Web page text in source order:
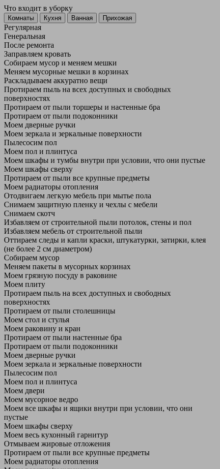
Что входит в уборку
Регу­лярная
Гене­ральная
После ремонта
Заправляем кровать
Собираем мусор и меняем мешки
Меняем мусорные мешки в корзинах
Раскладываем аккуратно вещи
Протираем пыль на всех доступных и свободных
поверхностях
Протираем от пыли торшеры и настенные бра
Протираем от пыли подоконники
Моем дверные ручки
Моем зеркала и зеркальные поверхности
Пылесосим пол
Моем пол и плинтуса
Моем шкафы и тумбы внутри при условии, что они пустые
Моем шкафы сверху
Протираем от пыли все крупные предметы
Моем радиаторы отопления
Отодвигаем легкую мебель при мытье пола
Снимаем защитную пленку и чехлы с мебели
Снимаем скотч
Избавляем от строительной пыли потолок, стены и пол
Избавляем мебель от строительной пыли
Оттираем следы и капли краски, штукатурки, затирки, клея
(не более 2 см диаметром)
Собираем мусор
Меняем пакеты в мусорных корзинах
Моем грязную посуду в раковине
Моем плиту
Протираем пыль на всех доступных и свободных
поверхностях
Протираем от пыли столешницы
Моем стол и стулья
Моем раковину и кран
Протираем от пыли настенные бра
Протираем от пыли подоконники
Моем дверные ручки
Моем зеркала и зеркальные поверхности
Пылесосим пол
Моем пол и плинтуса
Моем двери
Моем мусорное ведро
Моем все шкафы и ящики внутри при условии, что они
пустые
Моем шкафы сверху
Моем весь кухонный гарнитур
Отмываем жировые отложения
Протираем от пыли все крупные предметы
Моем радиаторы отопления